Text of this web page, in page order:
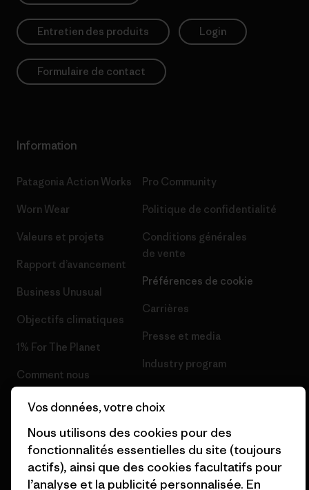
Entretien des produits Login
Formulaire de contact
Information
Patagonia Action Works
Worn Wear
Valeurs et projets
Rapport d’avancement
Business Unusual
Objectifs climatiques
1% For The Planet
Comment nous
finançons
Nos magasins
Pro Community
Politique de confidentialité
Conditions générales
de vente
Préférences de cookie
Carrières
Presse et media
Industry program
Programme d’affiliation
site
Vos données, votre choix
Nous utilisons des cookies pour des
fonctionnalités essentielles du site (toujours
actifs), ainsi que des cookies facultatifs pour
l’analyse et la publicité personnalisée. En